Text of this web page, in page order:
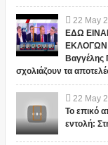
22 May
ΕΔΩ
Βαγγέλης
σχολιάζουν τα
22 May
Το επικό
εντολή: